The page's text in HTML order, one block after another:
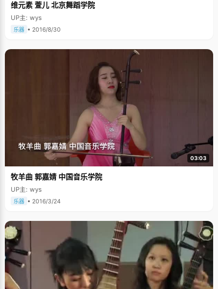
维元素 萱儿 北京舞蹈学院
UP主: wys
乐器 • 2016/8/30
03:03
牧羊曲 郭嘉婧 中国音乐学院
UP主: wys
乐器 • 2016/3/24